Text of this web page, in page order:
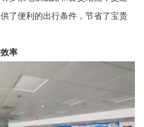
了便利的出行条件，节省了宝贵
率